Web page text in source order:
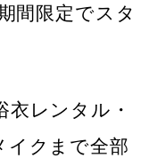
間限定でスタ
レンタル・
イクまで全部